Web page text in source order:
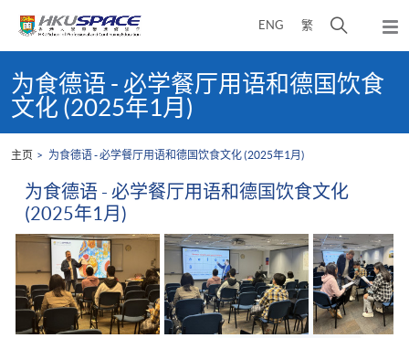
ENG 繁
开
搜
寻
面
弹
出
content
start为食德语 - 必学餐厅用语和德国饮食
文化 (2025年1月)
主页 为食德语 - 必学餐厅用语和德国饮食文化 (2025年1月)
为食德语 - 必学餐厅用语和德国饮食文化
(2025年1月)